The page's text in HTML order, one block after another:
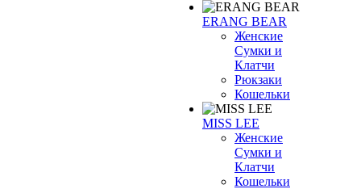
ERANG BEAR
Женские
Сумки и
Клатчи
Рюкзаки
Кошельки
MISS LEE
Женские
Сумки и
Клатчи
Кошельки